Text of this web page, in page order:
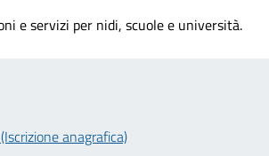
e servizi per nidi, scuole e università.
anagrafica)